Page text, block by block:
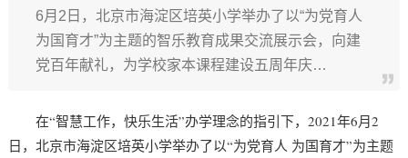
6月2日，北京市海淀区培英小学举办了以“为党育人
为国育才”为主题的智乐教育成果交流展示会，向建
党百年献礼，为学校家本课程建设五周年庆…
在“智慧工作，快乐生活”办学理念的指引下，2021年6月2
日，北京市海淀区培英小学举办了以“为党育人 为国育才”为主题